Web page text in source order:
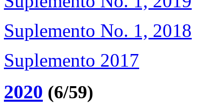
Suplemento No. 1, 2018
Suplemento 2017
2020 (6/59)